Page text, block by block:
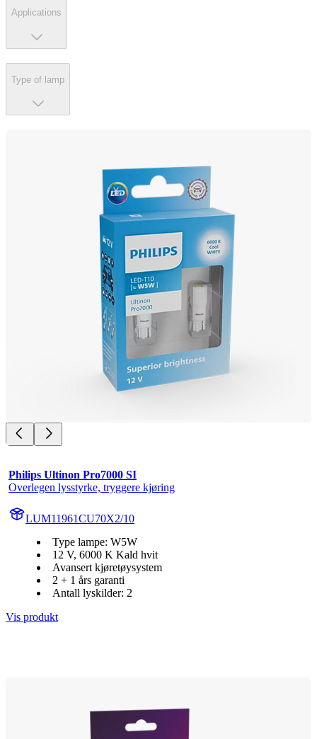
Applications
Type of lamp
Philips Ultinon Pro7000 SI
Overlegen lysstyrke, tryggere kjøring
LUM11961CU70X2/10
Type lampe: W5W
12 V, 6000 K Kald hvit
Avansert kjøretøysystem
2 + 1 års garanti
Antall lyskilder: 2
Vis produkt